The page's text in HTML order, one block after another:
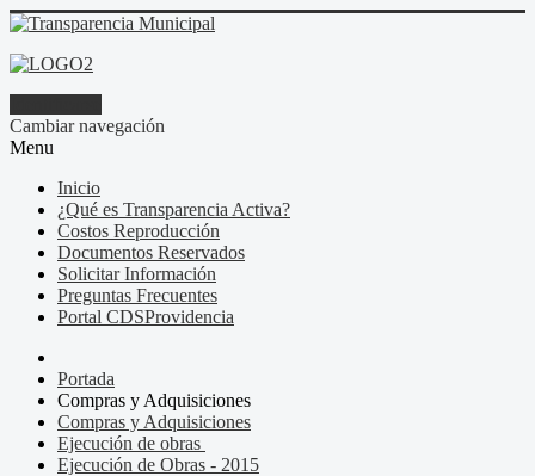
Cambiar navegación
Menu
Inicio
¿Qué es Transparencia Activa?
Costos Reproducción
Documentos Reservados
Solicitar Información
Preguntas Frecuentes
Portal CDSProvidencia
Portada
Compras y Adquisiciones
Compras y Adquisiciones
Ejecución de obras
Ejecución de Obras - 2015